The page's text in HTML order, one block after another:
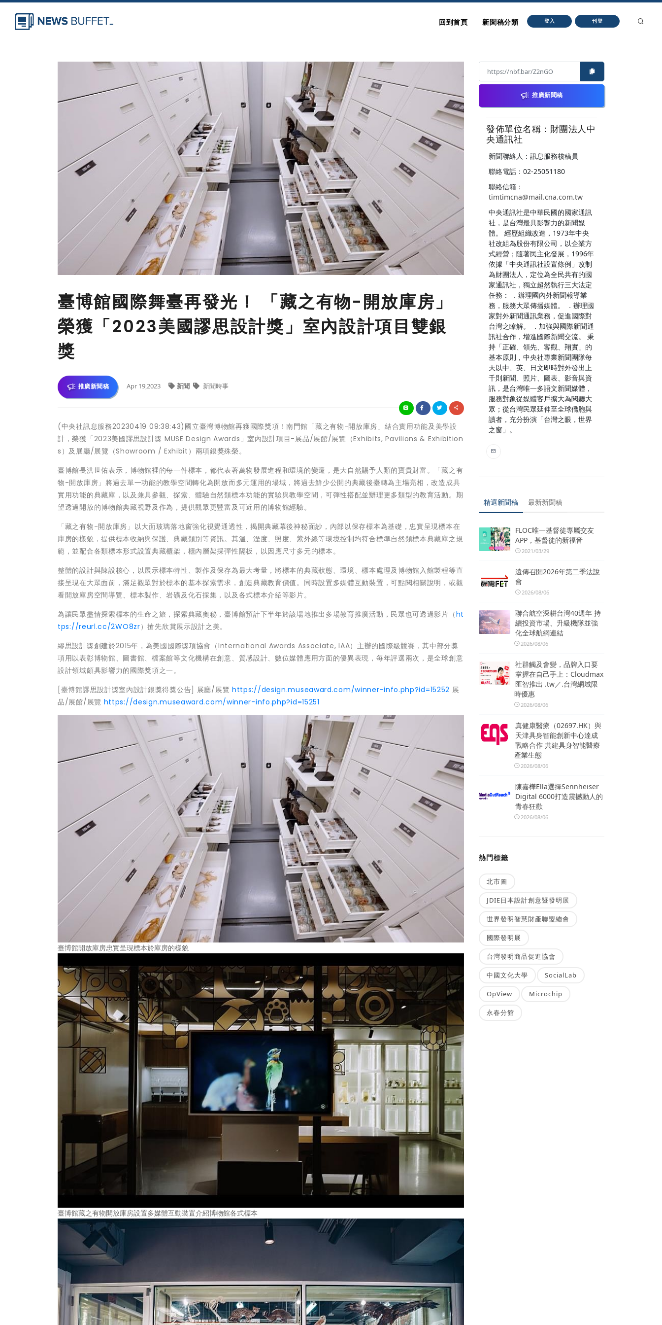
回到首頁 新聞稿分類 登入 刊登
臺博館國際舞臺再發光！ 「藏之有物-開放庫房」
榮獲「2023美國謬思設計獎」室內設計項目雙銀
獎
推廣新聞稿 Apr 19,2023 新聞 新聞時事
(中央社訊息服務20230419 09:38:43)國立臺灣博物館再獲國際獎項！南門館「藏之有物-開放庫房」結合實用功能及美學設
計，榮獲「2023美國謬思設計獎 MUSE Design Awards」室內設計項目-展品/展館/展覽（Exhibits, Pavilions & Exhibition
s）及展廳/展覽（Showroom / Exhibit）兩項銀獎殊榮。
臺博館長洪世佑表示，博物館裡的每一件標本，都代表著萬物發展進程和環境的變遷，是大自然賜予人類的寶貴財富。「藏之有
物-開放庫房」將過去單一功能的教學空間轉化為開放而多元運用的場域，將過去鮮少公開的典藏後臺轉為主場亮相，改造成具
實用功能的典藏庫，以及兼具參觀、探索、體驗自然類標本功能的實驗與教學空間，可彈性搭配並辦理更多類型的教育活動。期
望透過開放的博物館典藏視野及作為，提供觀眾更豐富及可近用的博物館經驗。
「藏之有物-開放庫房」以大面玻璃落地窗強化視覺通透性，揭開典藏幕後神秘面紗，內部以保存標本為基礎，忠實呈現標本在
庫房的樣貌，提供標本收納與保護、典藏類別等資訊。其溫、溼度、照度、紫外線等環境控制均符合標準自然類標本典藏庫之規
範，並配合各類標本形式設置典藏櫃架，櫃內層架採彈性隔板，以因應尺寸多元的標本。
整體的設計與陳設核心，以展示標本特性、製作及保存為最大考量，將標本的典藏狀態、環境、標本處理及博物館入館製程等直
接呈現在大眾面前，滿足觀眾對於標本的基本探索需求，創造典藏教育價值。同時設置多媒體互動裝置，可點閱相關說明，或觀
看開放庫房空間導覽、標本製作、岩礦及化石採集，以及各式標本介紹等影片。
為讓民眾盡情探索標本的生命之旅，探索典藏奧秘，臺博館預計下半年於該場地推出多場教育推廣活動，民眾也可透過影片（ht
tps://reurl.cc/2WO8zr）搶先欣賞展示設計之美。
繆思設計獎創建於2015年，為美國國際獎項協會（International Awards Associate, IAA）主辦的國際級競賽，其中部分獎
項用以表彰博物館、圖書館、檔案館等文化機構在創意、質感設計、數位媒體應用方面的優異表現，每年評選兩次，是全球創意
設計領域頗具影響力的國際獎項之一。
[臺博館謬思設計獎室內設計銀獎得獎公告] 展廳/展覽 https://design.museaward.com/winner-info.php?id=15252 展
品/展館/展覽 https://design.museaward.com/winner-info.php?id=15251
臺博館開放庫房忠實呈現標本於庫房的樣貌
臺博館藏之有物開放庫房設置多媒體互動裝置介紹博物館各式標本
推廣新聞稿
發佈單位名稱：財團法人中
央通訊社
新聞聯絡人：訊息服務核稿員
聯絡電話：02-25051180
聯絡信箱：
timtimcna@mail.cna.com.tw
中央通訊社是中華民國的國家通訊
社，是台灣最具影響力的新聞媒
體。 經歷組織改造，1973年中央
社改組為股份有限公司，以企業方
式經營；隨著民主化發展，1996年
依據「中央通訊社設置條例」改制
為財團法人，定位為全民共有的國
家通訊社，獨立超然執行三大法定
任務： ．辦理國內外新聞報導業
務，服務大眾傳播媒體。 ．辦理國
家對外新聞通訊業務，促進國際對
台灣之瞭解。 ．加強與國際新聞通
訊社合作，增進國際新聞交流。 秉
持「正確、領先、客觀、翔實」的
基本原則，中央社專業新聞團隊每
天以中、英、日文即時對外發出上
千則新聞、照片、圖表、影音與資
訊，是台灣唯一多語文新聞媒體，
服務對象從媒體客戶擴大為閱聽大
眾；從台灣民眾延伸至全球僑胞與
讀者，充分扮演「台灣之眼，世界
之窗」。
精選新聞稿 最新新聞稿
FLOC唯一基督徒專屬交友
APP，基督徒的新福音
2021/03/29
遠傳召開2026年第二季法說
會
2026/08/06
聯合航空深耕台灣40週年 持
續投資市場、升級機隊並強
化全球航網連結
2026/08/06
社群觸及會變，品牌入口要
掌握在自己手上：Cloudmax
匯智推出 .tw／.台灣網域限
時優惠
2026/08/06
真健康醫療（02697.HK）與
天津具身智能創新中心達成
戰略合作 共建具身智能醫療
產業生態
2026/08/06
陳嘉樺Ella選擇Sennheiser
Digital 6000打造震撼動人的
青春狂歡
2026/08/06
熱門標籤
北市圖
JDIE日本設計創意暨發明展
世界發明智慧財產聯盟總會
國際發明展
台灣發明商品促進協會
中國文化大學 SocialLab
OpView Microchip
永春分館